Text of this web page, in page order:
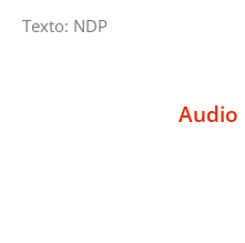
Texto: NDP
Audio